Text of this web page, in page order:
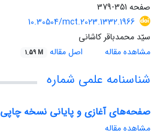
صفحه 351-379
10.30504/mct.2023.1332.1966
سیّد محمد‌باقر کاشانی
مشاهده مقاله
اصل مقاله 1.59 M
شناسنامه علمی شماره
صفحه‌های آغازی و پایانی نسخه چاپی
مشاهده مقاله